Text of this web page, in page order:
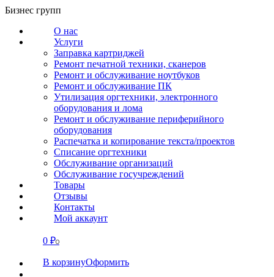
Перейти
содержанию
Бизнес групп
О нас
Услуги
Заправка картриджей
Ремонт печатной техники, сканеров
Ремонт и обслуживание ноутбуков
Ремонт и обслуживание ПК
Утилизация оргтехники, электронного
оборудования и лома
Ремонт и обслуживание периферийного
оборудования
Распечатка и копирование текста/проектов
Списание оргтехники
Обслуживание организаций
Обслуживание госучреждений
Товары
Отзывы
Контакты
Мой аккаунт
0 ₽0
В корзинуОформить
СВЯЗАТЬСЯ
О нас